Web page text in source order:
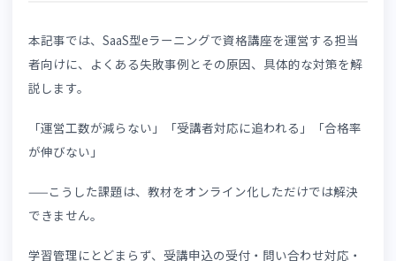
本記事では、SaaS型eラーニングで資格講座を運営する担
説します。
が伸びない」
——こうした課題は、教材をオンライン化しただけでは解